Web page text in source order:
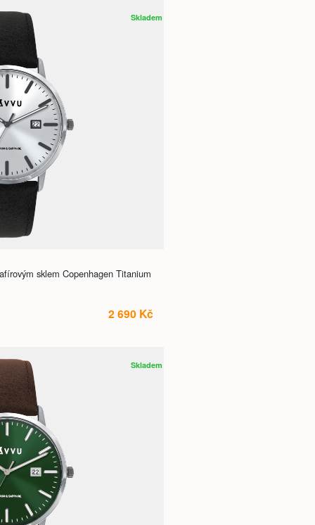
Skladem
sklem Copenhagen Titanium
2 690 Kč
Skladem